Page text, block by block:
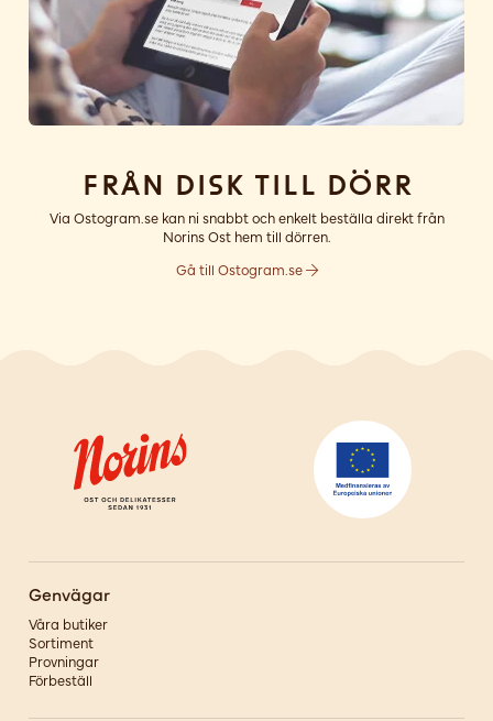
Från disk till dörr
Via Ostogram.se kan ni snabbt och enkelt beställa direkt från
Norins Ost hem till dörren.
Gå till Ostogram.se
Genvägar
Våra butiker
Sortiment
Provningar
Förbeställ